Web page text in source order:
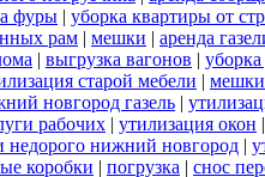
фуры | уборка квартиры от
рам | мешки | аренда
| выгрузка вагонов |
старой мебели |
новгород газель |
рабочих | утилизация окон
недорого нижний новгород |
коробки | погрузка | снос